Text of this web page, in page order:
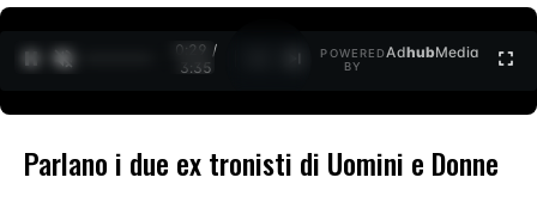
0:30 /
3:35
POWERED
BY
AdhubMedia
Parlano i due ex tronisti di Uomini e Donne